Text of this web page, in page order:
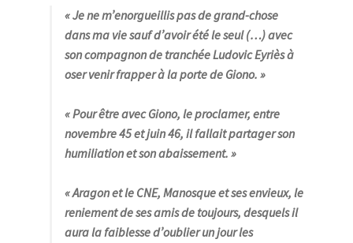
« Je ne m’enorgueillis pas de grand-chose
dans ma vie sauf d’avoir été le seul (…) avec
son compagnon de tranchée Ludovic Eyriès à
oser venir frapper à la porte de Giono. »
« Pour être avec Giono, le proclamer, entre
novembre 45 et juin 46, il fallait partager son
humiliation et son abaissement. »
« Aragon et le CNE, Manosque et ses envieux, le
reniement de ses amis de toujours, desquels il
aura la faiblesse d’oublier un jour les